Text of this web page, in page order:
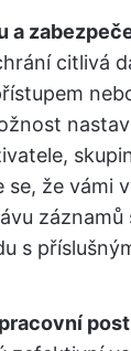
a
citlivá
se, že vámi
záznamů
s